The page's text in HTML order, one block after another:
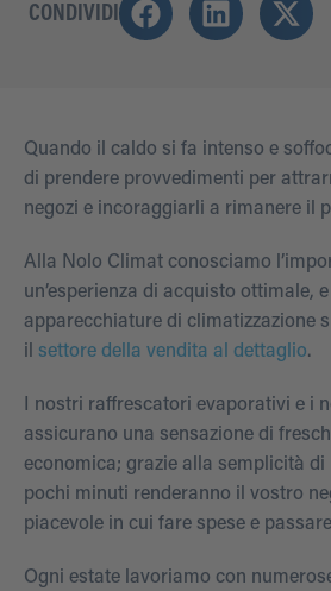
CONDIVIDI
Quando il caldo si fa intenso e
di prendere provvedimenti per
negozi e incoraggiarli a rimanere il
Alla Nolo Climat conosciamo
un’esperienza di acquisto ottimale,
apparecchiature di climatizzazione
il settore della vendita al dettaglio.
I nostri raffrescatori evaporativi e i
assicurano una sensazione di
economica; grazie alla semplicità di
pochi minuti renderanno il vostro
piacevole in cui fare spese e
Ogni estate lavoriamo con